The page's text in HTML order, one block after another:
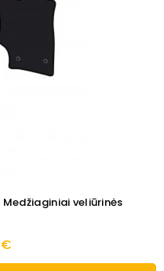
Medžiaginiai veliūrinės
€